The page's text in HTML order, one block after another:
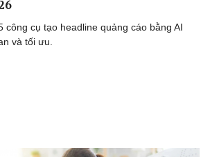
công cụ tạo headline quảng cáo bằng AI
và tối ưu.